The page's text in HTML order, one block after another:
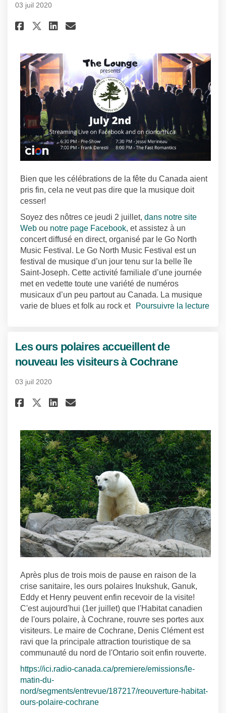
03 juil 2020
Partager The Lounge : Go
Partager The Lounge : Go
Partager The Lounge :
Courriel The Lounge :
Bien que les célébrations de la fête du Canada aient
pris fin, cela ne veut pas dire que la musique doit
cesser!
Soyez des nôtres ce jeudi 2 juillet, dans notre site
Web (Liens externes)
ou notre page Facebook(Liens externes)
, et assistez à un
concert diffusé en direct, organisé par le Go North
Music Festival. Le Go North Music Festival est un
festival de musique d’un jour tenu sur la belle île
Saint-Joseph. Cette activité familiale d’une journée
met en vedette toute une variété de numéros
musicaux d’un peu partout au Canada. La musique
varie de blues et folk au rock et
Poursuivre la lecture
Les ours polaires accueillent de
nouveau les visiteurs à Cochrane
03 juil 2020
Partager Les ours polaires
Partager Les ours polaires
Partager Les ours
Courriel Les ours
Après plus de trois mois de pause en raison de la
crise sanitaire, les ours polaires Inukshuk, Ganuk,
Eddy et Henry peuvent enfin recevoir de la visite!
C'est aujourd'hui (1er juillet) que l'Habitat canadien
de l'ours polaire, à Cochrane, rouvre ses portes aux
visiteurs. Le maire de Cochrane, Denis Clément est
ravi que la principale attraction touristique de sa
communauté du nord de l'Ontario soit enfin rouverte.
https://ici.radio-canada.ca/premiere/emissions/le-
matin-du-
nord/segments/entrevue/187217/reouverture-habitat-
ours-polaire-cochrane(Liens externes)